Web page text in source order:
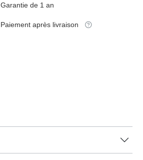
Garantie de 1 an
Paiement après livraison